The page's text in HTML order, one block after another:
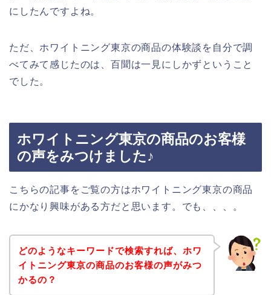
にしたんですよね。
ただ、ホワイトニング東京の商品の体験談を自分で調
べてみて感じたのは、百聞は一見にしかずということ
でした。
ホワイトニング東京の商品のお客様
の声をみつけました♪
こちらの記事をご覧の方はホワイトニング東京の商品
にかなり興味がある方だと思います。でも、、、。
どのようなキーワードで検索すれば、ホワ
イトニング東京の商品のお客様の声がみつ
かるの？